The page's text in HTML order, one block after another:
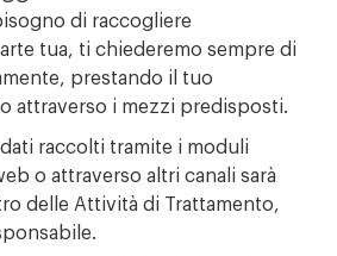
di raccogliere
tua, ti chiederemo sempre di
prestando il tuo
attraverso i mezzi predisposti.
raccolti tramite i moduli
o attraverso altri canali sarà
delle Attività di Trattamento,